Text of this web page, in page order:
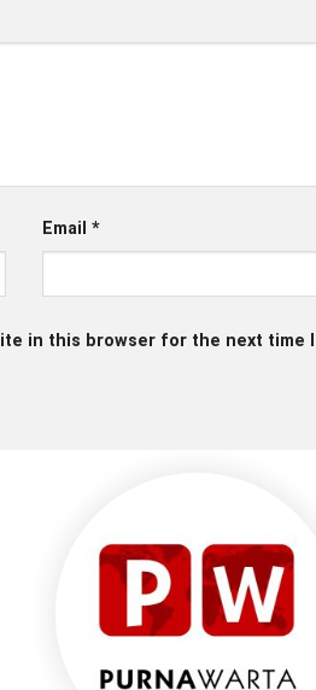
Email *
in this browser for the next time